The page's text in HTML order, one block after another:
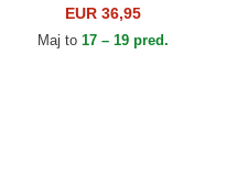
EUR 36,95
Maj to 17 – 19 pred.